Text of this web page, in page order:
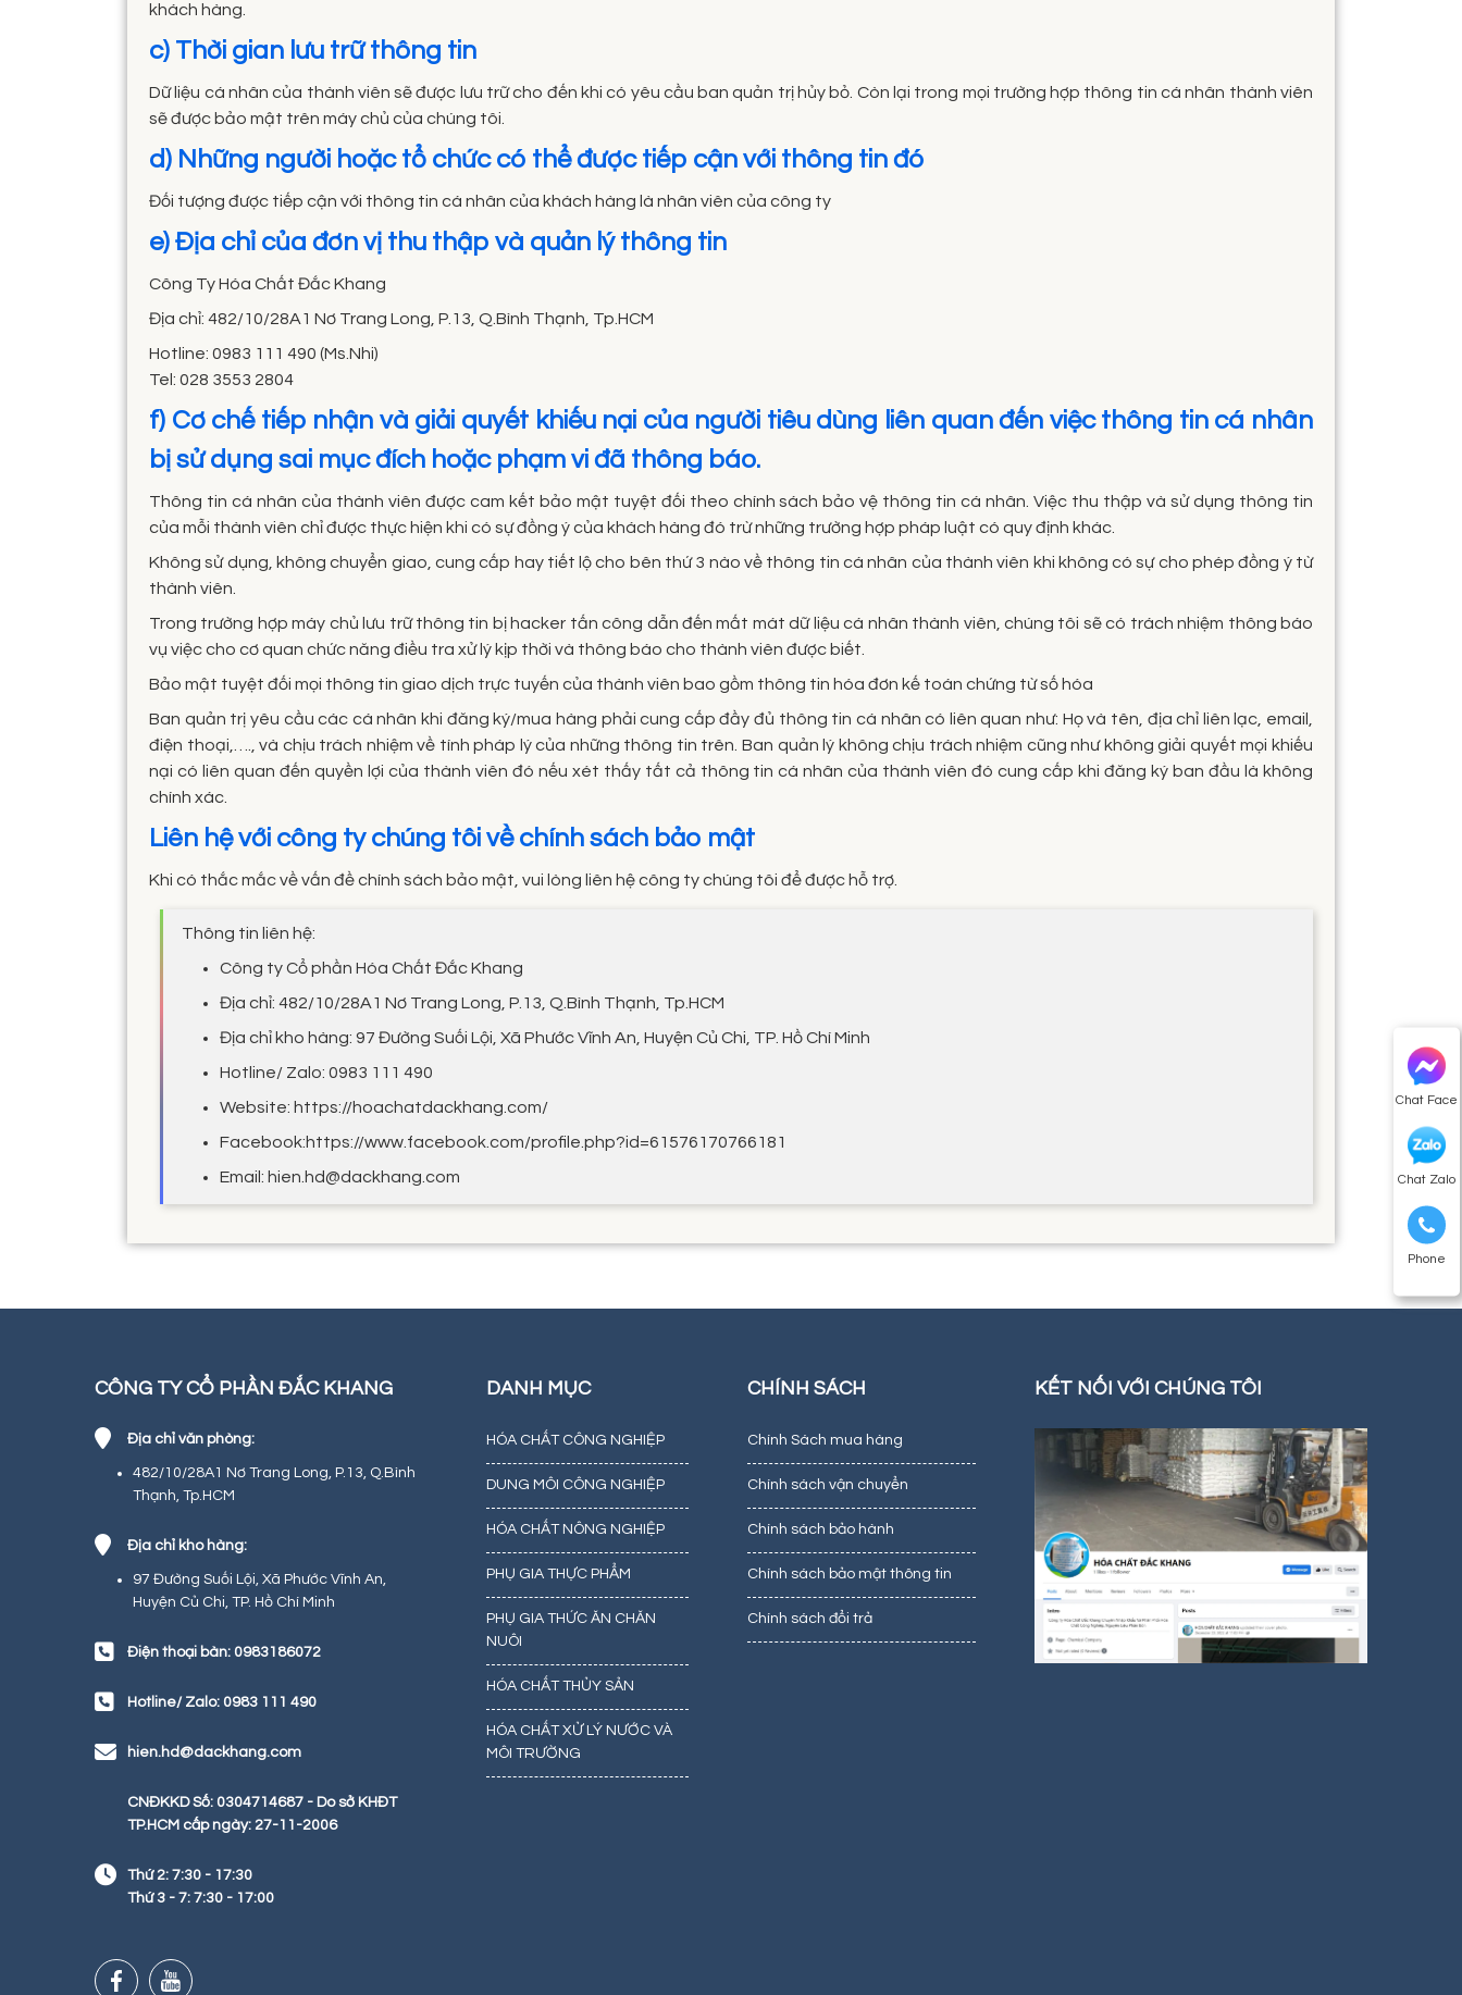
Chat Face
Chat Zalo
Phone
khách hàng.
c) Thời gian lưu trữ thông tin
Dữ liệu cá nhân của thành viên sẽ được lưu trữ cho đến khi có yêu cầu ban quản trị hủy bỏ. Còn lại trong mọi trường hợp thông tin cá nhân thành viên
sẽ được bảo mật trên máy chủ của chúng tôi.
d) Những người hoặc tổ chức có thể được tiếp cận với thông tin đó
Đối tượng được tiếp cận với thông tin cá nhân của khách hàng là nhân viên của công ty
e) Địa chỉ của đơn vị thu thập và quản lý thông tin
Công Ty Hóa Chất Đắc Khang
Địa chỉ: 482/10/28A1 Nơ Trang Long, P.13, Q.Bình Thạnh, Tp.HCM
Hotline: 0983 111 490 (Ms.Nhi)
Tel: 028 3553 2804
f) Cơ chế tiếp nhận và giải quyết khiếu nại của người tiêu dùng liên quan đến việc thông tin cá nhân
bị sử dụng sai mục đích hoặc phạm vi đã thông báo.
Thông tin cá nhân của thành viên được cam kết bảo mật tuyệt đối theo chính sách bảo vệ thông tin cá nhân. Việc thu thập và sử dụng thông tin
của mỗi thành viên chỉ được thực hiện khi có sự đồng ý của khách hàng đó trừ những trường hợp pháp luật có quy định khác.
Không sử dụng, không chuyển giao, cung cấp hay tiết lộ cho bên thứ 3 nào về thông tin cá nhân của thành viên khi không có sự cho phép đồng ý từ
thành viên.
Trong trường hợp máy chủ lưu trữ thông tin bị hacker tấn công dẫn đến mất mát dữ liệu cá nhân thành viên, chúng tôi sẽ có trách nhiệm thông báo
vụ việc cho cơ quan chức năng điều tra xử lý kịp thời và thông báo cho thành viên được biết.
Bảo mật tuyệt đối mọi thông tin giao dịch trực tuyến của thành viên bao gồm thông tin hóa đơn kế toán chứng từ số hóa
Ban quản trị yêu cầu các cá nhân khi đăng ký/mua hàng phải cung cấp đầy đủ thông tin cá nhân có liên quan như: Họ và tên, địa chỉ liên lạc, email,
điện thoại,…., và chịu trách nhiệm về tính pháp lý của những thông tin trên. Ban quản lý không chịu trách nhiệm cũng như không giải quyết mọi khiếu
nại có liên quan đến quyền lợi của thành viên đó nếu xét thấy tất cả thông tin cá nhân của thành viên đó cung cấp khi đăng ký ban đầu là không
chính xác.
Liên hệ với công ty chúng tôi về chính sách bảo mật
Khi có thắc mắc về vấn đề chính sách bảo mật, vui lòng liên hệ công ty chúng tôi để được hỗ trợ.
Thông tin liên hệ:
Công ty Cổ phần Hóa Chất Đắc Khang
Địa chỉ: 482/10/28A1 Nơ Trang Long, P.13, Q.Bình Thạnh, Tp.HCM
Địa chỉ kho hàng: 97 Đường Suối Lội, Xã Phước Vĩnh An, Huyện Củ Chi, TP. Hồ Chí Minh
Hotline/ Zalo: 0983 111 490
Website: https://hoachatdackhang.com/
Facebook:https://www.facebook.com/profile.php?id=61576170766181
Email: hien.hd@dackhang.com
CÔNG TY CỔ PHẦN ĐẮC KHANG
Địa chỉ văn phòng:
482/10/28A1 Nơ Trang Long, P.13, Q.Bình
Thạnh, Tp.HCM
Địa chỉ kho hàng:
97 Đường Suối Lội, Xã Phước Vĩnh An,
Huyện Củ Chi, TP. Hồ Chí Minh
Điện thoại bàn: 0983186072
Hotline/ Zalo: 0983 111 490
hien.hd@dackhang.com
CNĐKKD Số: 0304714687 - Do sở KHĐT
TP.HCM cấp ngày: 27-11-2006
Thứ 2: 7:30 - 17:30
Thứ 3 - 7: 7:30 - 17:00
DANH MỤC
HÓA CHẤT CÔNG NGHIỆP
DUNG MÔI CÔNG NGHIỆP
HÓA CHẤT NÔNG NGHIỆP
PHỤ GIA THỰC PHẨM
PHỤ GIA THỨC ĂN CHĂN
NUÔI
HÓA CHẤT THỦY SẢN
HÓA CHẤT XỬ LÝ NƯỚC VÀ
MÔI TRƯỜNG
CHÍNH SÁCH
Chính Sách mua hàng
Chính sách vận chuyển
Chính sách bảo hành
Chính sách bảo mật thông tin
Chính sách đổi trả
KẾT NỐI VỚI CHÚNG TÔI